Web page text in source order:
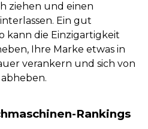
ziehen und einen
Ein gut
kann die Einzigartigkeit
Ihre Marke etwas in
verankern und sich von
Rankings